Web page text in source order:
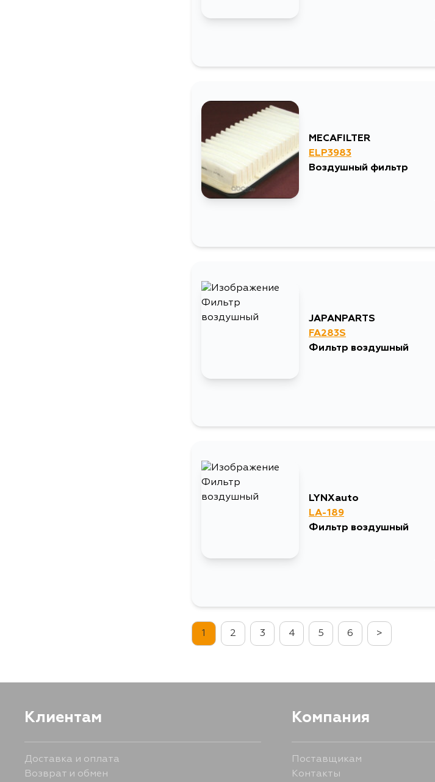
MECAFILTER
ELP3983
Воздушный фильтр
JAPANPARTS
FA283S
Фильтр воздушный
LYNXauto
LA-189
Фильтр воздушный
1 2 3 4 5 6 >
Клиентам
Доставка и оплата
Возврат и обмен
Компания
Поставщикам
Контакты